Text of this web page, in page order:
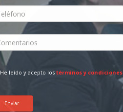
He leído y acepto los términos y condiciones
Enviar